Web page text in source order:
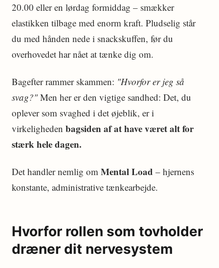
20.00 eller en lørdag formiddag – smækker
elastikken tilbage med enorm kraft. Pludselig står
du med hånden nede i snackskuffen, før du
overhovedet har nået at tænke dig om.
Bagefter rammer skammen: "Hvorfor er jeg så
svag?"Men her er den vigtige sandhed: Det, du
oplever som svaghed i det øjeblik, er i
virkeligheden bagsiden af at have været alt for
stærk hele dagen.
Det handler nemlig om Mental Load – hjernens
konstante, administrative tænkearbejde.
Hvorfor rollen som tovholder
dræner dit nervesystem